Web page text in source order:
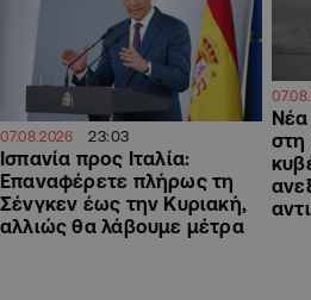
07.08.2026 23:03
Ισπανία προς Ιταλία:
Επαναφέρετε πλήρως τη
Σένγκεν έως την Κυριακή,
αλλιώς θα λάβουμε μέτρα
στη